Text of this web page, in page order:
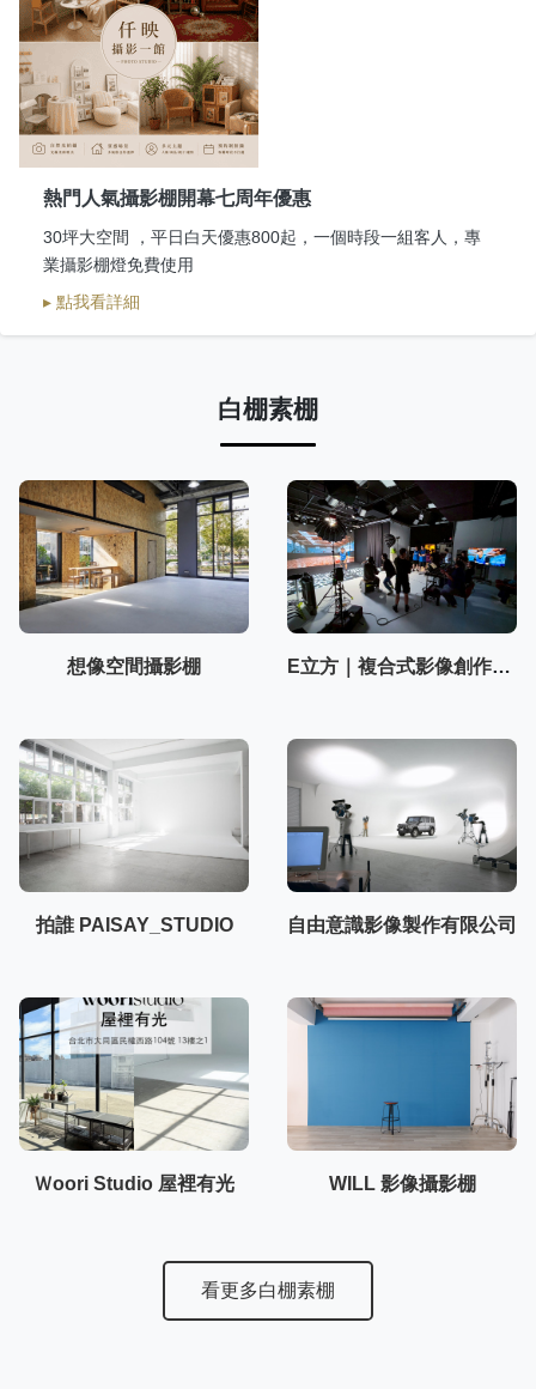
熱門人氣攝影棚開幕七周年優惠
30坪大空間 ，平日白天優惠800起，一個時段一組客人，專
業攝影棚燈免費使用
▸ 點我看詳細
白棚素棚
想像空間攝影棚 E立方｜複合式影像創作空間
拍誰 PAISAY_STUDIO 自由意識影像製作有限公司
Ｗoori Studio 屋裡有光 WILL 影像攝影棚
看更多白棚素棚